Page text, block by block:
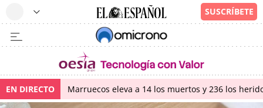
EN DIRECTO Marruecos eleva a 14 los muertos y 236 los